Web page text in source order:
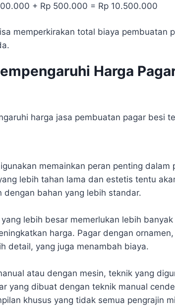
+ Rp 500.000 = Rp 10.500.000
memperkirakan total biaya pembuatan
Harga
harga jasa pembuatan pagar besi
memainkan peran penting dalam
lebih tahan lama dan estetis tentu
bahan yang lebih standar.
lebih besar memerlukan lebih
harga. Pagar dengan
detail, yang juga menambah biaya.
atau dengan mesin, teknik yang
yang dibuat dengan teknik manual
khusus yang tidak semua pengrajin